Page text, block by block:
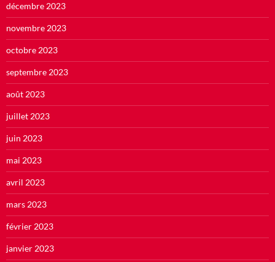
décembre 2023
novembre 2023
octobre 2023
septembre 2023
août 2023
juillet 2023
juin 2023
mai 2023
avril 2023
mars 2023
février 2023
janvier 2023